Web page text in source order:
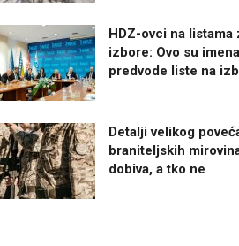
HDZ-ovci na listama
izbore: Ovo su
predvode liste na
Detalji velikog
braniteljskih
dobiva, a tko ne